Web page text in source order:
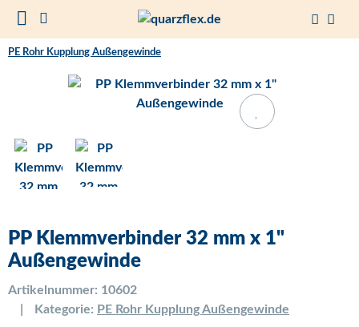
PE Rohr Kupplung Außengewinde
PP Klemmverbinder 32 mm x 1"
Außengewinde
Artikelnummer: 10602
Kategorie: PE Rohr Kupplung Außengewinde